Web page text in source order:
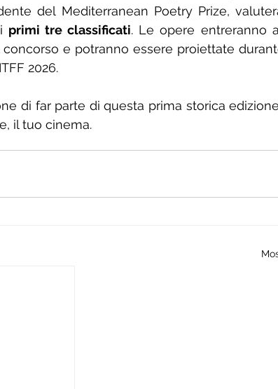
del Mediterranean Poetry Prize,
primi tre classificati. Le opere entreranno
e potranno essere proiettate
2026.
di far parte di questa prima storica
il tuo cinema.